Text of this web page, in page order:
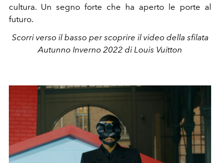
cultura. Un segno forte che ha aperto le porte al
futuro.
Scorri verso il basso per scoprire il video della sfilata
Autunno Inverno 2022 di Louis Vuitton